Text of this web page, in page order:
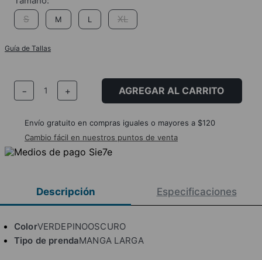
S M L XL
Guía de Tallas
＋
－ AGREGAR AL CARRITO
Envío gratuito en compras iguales o mayores a $120
Cambio fácil en nuestros puntos de venta
Descripción Especificaciones
ColorVERDEPINOOSCURO
Tipo de prendaMANGA LARGA